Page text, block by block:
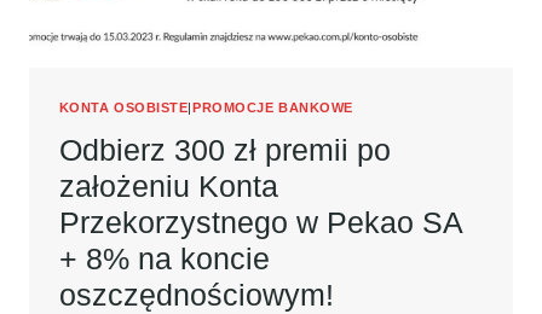
KONTA OSOBISTE|PROMOCJE BANKOWE
Odbierz 300 zł premii po
założeniu Konta
Przekorzystnego w Pekao SA
+ 8% na koncie
oszczędnościowym!